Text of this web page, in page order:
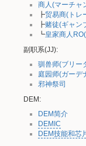
商人(マーチャ
┣贸易商(トレ
┣赌徒(ギャン
┗皇家商人
副职系(JJ):
驯兽师(ブリー
庭园师(ガーデ
邪神祭司
DEM:
DEM简介
DEMIC
DEM技能和芯